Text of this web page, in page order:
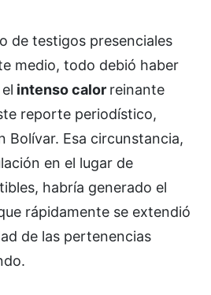
de testigos presenciales
medio, todo debió haber
intenso calor reinante
reporte periodístico,
Bolívar. Esa circunstancia,
en el lugar de
habría generado el
rápidamente se extendió
de las pertenencias